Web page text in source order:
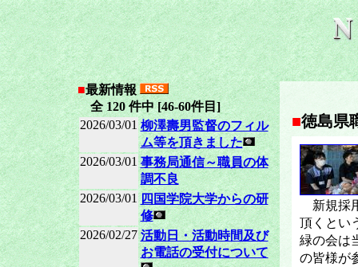
■最新情報
全 120 件中 [46-60件目]
2026/03/01 柳澤壽男監督のフィル
ム等を頂きました
2026/03/01 事務局通信～職員の体
調不良
2026/03/01 四国学院大学からの研
修
2026/02/27 活動日・活動時間及び
お電話の受付について
■徳島県
新規採
頂くとい
緑の会は
の皆様が